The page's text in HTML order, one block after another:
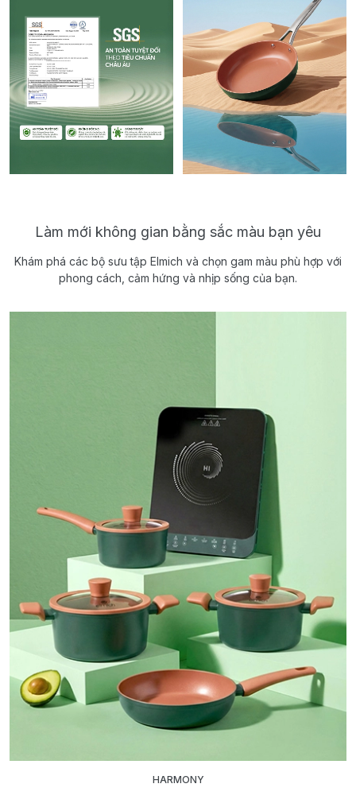
Làm mới không gian bằng sắc màu bạn yêu
Khám phá các bộ sưu tập Elmich và chọn gam màu phù hợp với
phong cách, cảm hứng và nhịp sống của bạn.
HARMONY